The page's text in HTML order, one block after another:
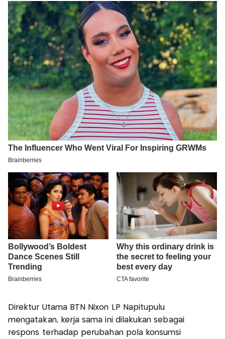
Direktur Utama BTN Nixon LP Napitupulu
mengatakan, kerja sama ini dilakukan sebagai
respons terhadap perubahan pola konsumsi